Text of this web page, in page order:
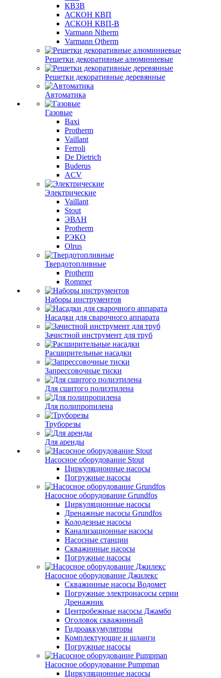
КВЗВ
АСКОН КВП
АСКОН КВП-В
Varmann Ntherm
Varmann Qtherm
Решетки декоративные алюминиевые
Решетки декоративные деревянные
Автоматика
Газовые
Baxi
Protherm
Vaillant
Ferroli
De Dietrich
Buderus
ACV
Электрические
Vaillant
Stout
ЭВАН
Protherm
РЭКО
Olrus
Твердотопливные
Protherm
Rommer
Наборы инструментов
Насадки для сварочного аппарата
Зачистной инструмент для труб
Расширительные насадки
Запрессовочные тиски
Для сшитого полиэтилена
Для полипропилена
Труборезы
Для аренды
Насосное оборудование Stout
Циркуляционные насосы
Погружные насосы
Насосное оборудование Grundfos
Циркуляционные насосы
Дренажные насосы Grundfos
Колодезные насосы
Канализационные насосы
Насосные станции
Скважинные насосы
Погружные насосы
Насосное оборудование Джилекс
Скважинные насосы Водомет
Погружные электронасосы серии
Дренажник
Центробежные насосы Джамбо
Оголовок скважинный
Гидроаккумуляторы
Комплектующие и шланги
Погружные насосы
Насосное оборудование Pumpman
Циркуляционные насосы